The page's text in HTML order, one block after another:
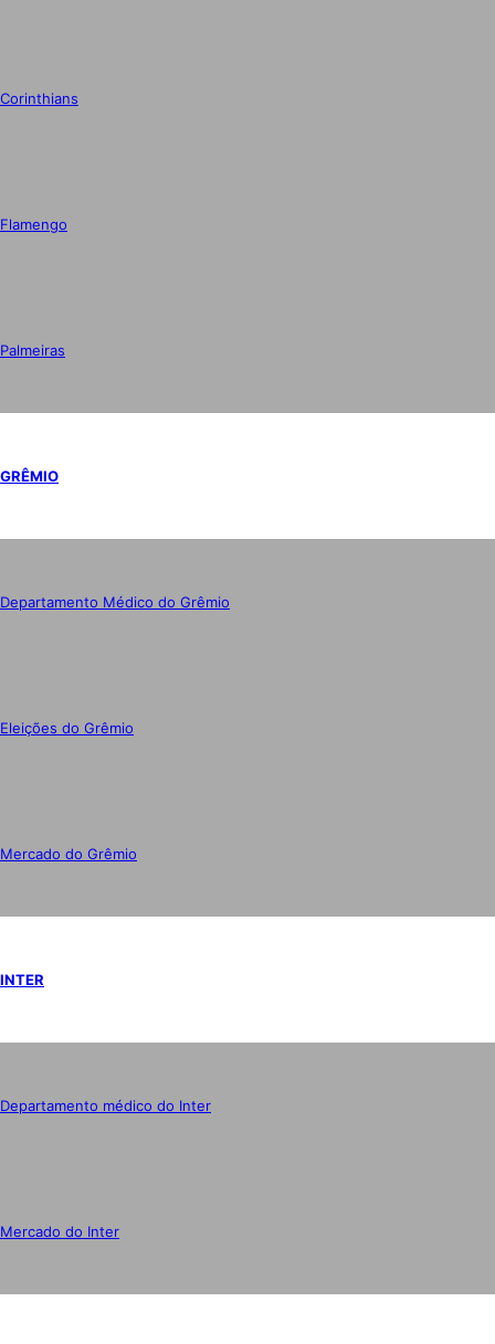
Corinthians
Flamengo
Palmeiras
GRÊMIO
Departamento Médico do Grêmio
Eleições do Grêmio
Mercado do Grêmio
INTER
Departamento médico do Inter
Mercado do Inter